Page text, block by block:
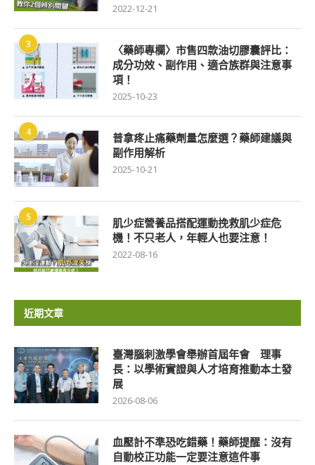
2022-12-21
3
〈藥師專欄〉市售四款油切膠囊評比：
成分功效、副作用、適合族群與注意事
項！
2025-10-23
4
普拿疼止痛藥劑量怎麼選？藥師建議與
副作用解析
2025-10-21
5
肌少症營養品搭配運動挽救肌少症危
機！不只老人，年輕人也要注意！
2022-08-16
近期文章
臺灣腦刺激學會舉辦首屆年會 理事
長：以學術實證與人才培育推動本土發
展
2026-08-06
血壓計不準恐吃錯藥！藥師提醒：沒有
自動校正功能一定要注意這件事